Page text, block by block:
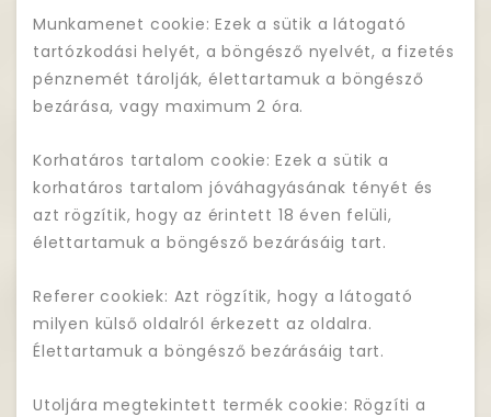
Munkamenet cookie: Ezek a sütik a látogató
tartózkodási helyét, a böngésző nyelvét, a fizetés
pénznemét tárolják, élettartamuk a böngésző
bezárása, vagy maximum 2 óra.
Korhatáros tartalom cookie: Ezek a sütik a
korhatáros tartalom jóváhagyásának tényét és
azt rögzítik, hogy az érintett 18 éven felüli,
élettartamuk a böngésző bezárásáig tart.
Referer cookiek: Azt rögzítik, hogy a látogató
milyen külső oldalról érkezett az oldalra.
Élettartamuk a böngésző bezárásáig tart.
Utoljára megtekintett termék cookie: Rögzíti a